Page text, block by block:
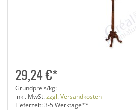
29,24 €*
Grundpreis/kg:
inkl. MwSt.zzgl. Versandkosten
Lieferzeit: 3-5 Werktage**